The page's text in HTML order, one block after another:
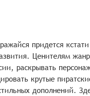
придется
Ценителям
раскрывать
крутые
дополнений.